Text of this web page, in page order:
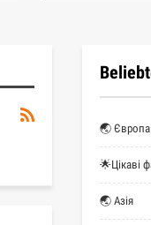
🌏 Європа
🌟Цікаві
🌏 Азія